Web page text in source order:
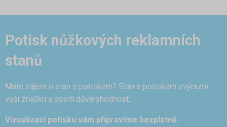
Potisk nůžkových reklamních
stanů
Máte zájem o stan s potiskem? Stan s potiskem zvýrazní
vaši značku a posílí důvěryhodnost.
Vizualizaci potisku vám připravíme bezplatně.